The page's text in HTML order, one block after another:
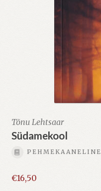
Tõnu Lehtsaar
Südamekool
PEHMEKAANELINE
€16,50